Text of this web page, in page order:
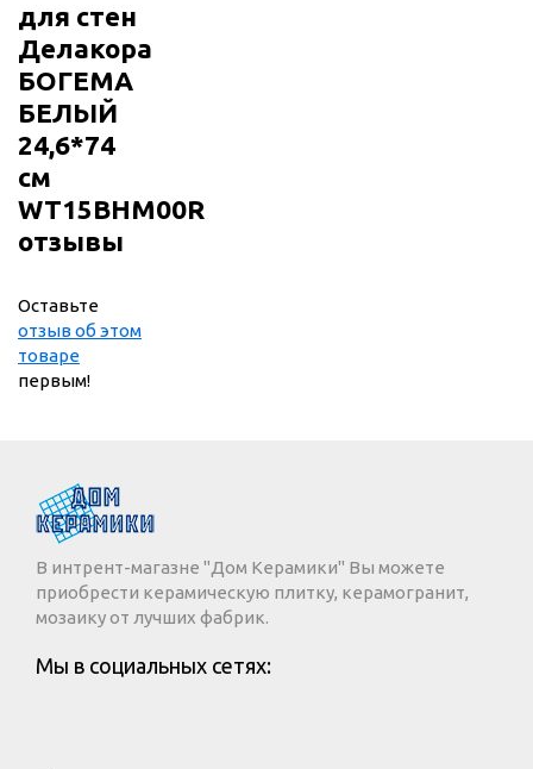
для стен
Делакора
БОГЕМА
БЕЛЫЙ
24,6*74
см
WT15BHM00R
отзывы
Оставьте
отзыв об этом
товаре
первым!
В интрент-магазне "Дом Керамики" Вы можете
приобрести керамическую плитку, керамогранит,
мозаику от лучших фабрик.
Мы в социальных сетях: